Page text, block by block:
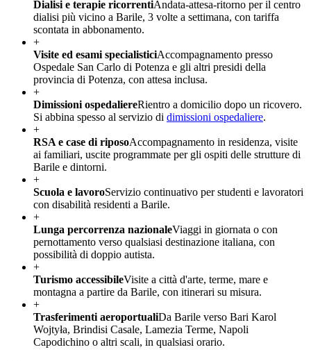
Dialisi e terapie ricorrentiAndata-attesa-ritorno per il centro
dialisi più vicino a Barile, 3 volte a settimana, con tariffa
scontata in abbonamento.
+
Visite ed esami specialisticiAccompagnamento presso
Ospedale San Carlo di Potenza e gli altri presidi della
provincia di Potenza, con attesa inclusa.
+
Dimissioni ospedaliereRientro a domicilio dopo un ricovero.
Si abbina spesso al servizio di dimissioni ospedaliere.
+
RSA e case di riposoAccompagnamento in residenza, visite
ai familiari, uscite programmate per gli ospiti delle strutture di
Barile e dintorni.
+
Scuola e lavoroServizio continuativo per studenti e lavoratori
con disabilità residenti a Barile.
+
Lunga percorrenza nazionaleViaggi in giornata o con
pernottamento verso qualsiasi destinazione italiana, con
possibilità di doppio autista.
+
Turismo accessibileVisite a città d'arte, terme, mare e
montagna a partire da Barile, con itinerari su misura.
+
Trasferimenti aeroportualiDa Barile verso Bari Karol
Wojtyła, Brindisi Casale, Lamezia Terme, Napoli
Capodichino o altri scali, in qualsiasi orario.